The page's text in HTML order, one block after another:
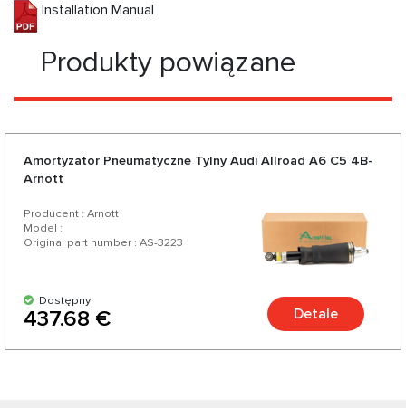
Installation Manual
Produkty powiązane
Amortyzator Pneumatyczne Tylny Audi Allroad A6 C5 4B-
Arnott
Producent : Arnott
Model :
Original part number : AS-3223
Dostępny
437.68 € Detale